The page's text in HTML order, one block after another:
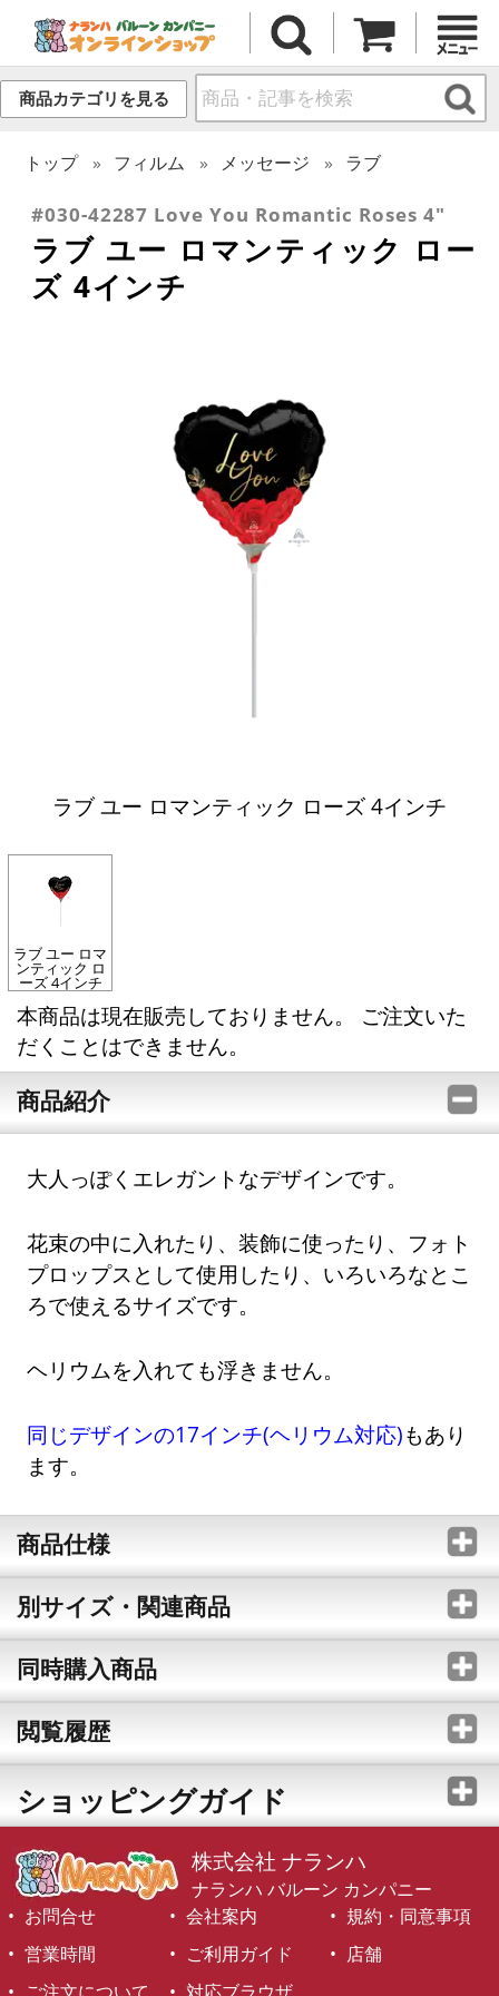
商品カテゴリを見る
トップ フィルム メッセージ ラブ
#030-42287 Love You Romantic Roses 4"
ラブ ユー ロマンティック ロー
ズ 4インチ
ラブ ユー ロマンティック ローズ 4インチ
ラブ ユー ロマ
ンティック ロ
ーズ 4インチ
本商品は現在販売しておりません。 ご注文いた
だくことはできません。
商品紹介
大人っぽくエレガントなデザインです。
花束の中に入れたり、装飾に使ったり、フォト
プロップスとして使用したり、いろいろなとこ
ろで使えるサイズです。
ヘリウムを入れても浮きません。
同じデザインの17インチ(ヘリウム対応)もあり
ます。
商品仕様
別サイズ・関連商品
同時購入商品
閲覧履歴
ショッピングガイド
株式会社 ナランハ
ナランハ バルーン カンパニー
お問合せ
会社案内
規約・同意事項
営業時間
ご利用ガイド
店舗